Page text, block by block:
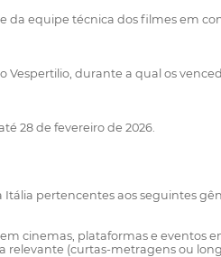
equipe técnica dos filmes em
durante a qual os
28 de fevereiro de 2026.
pertencentes aos seguintes
plataformas e eventos
relevante (curtas-metragens ou